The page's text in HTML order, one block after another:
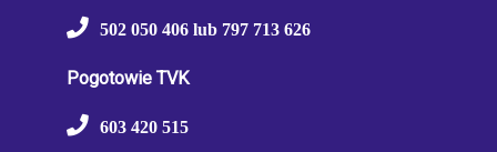
502 050 406 lub 797 713 626
Pogotowie TVK
603 420 515